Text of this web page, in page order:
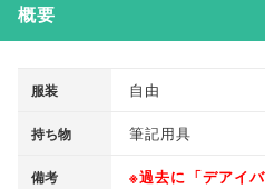
概要
服装 自由
持ち物 筆記用具
備考 ※過去に 「デアイバ